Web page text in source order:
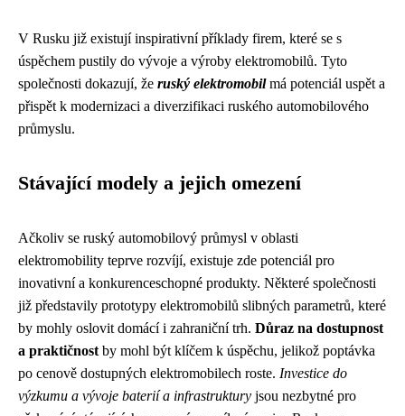
V Rusku již existují inspirativní příklady firem, které se s
úspěchem pustily do vývoje a výroby elektromobilů. Tyto
společnosti dokazují, že ruský elektromobilmá potenciál uspět a
přispět k modernizaci a diverzifikaci ruského automobilového
průmyslu.
Stávající modely a jejich omezení
Ačkoliv se ruský automobilový průmysl v oblasti
elektromobility teprve rozvíjí, existuje zde potenciál pro
inovativní a konkurenceschopné produkty. Některé společnosti
již představily prototypy elektromobilů slibných parametrů, které
by mohly oslovit domácí i zahraniční trh. Důraz na dostupnost
a praktičnost by mohl být klíčem k úspěchu, jelikož poptávka
po cenově dostupných elektromobilech roste. Investice do
výzkumu a vývoje baterií a infrastruktury jsou nezbytné pro